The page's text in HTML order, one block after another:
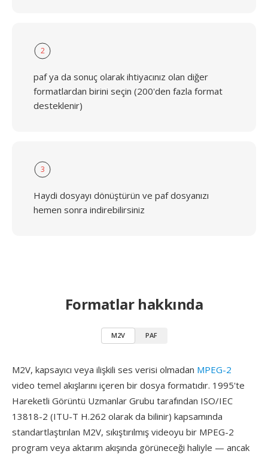
2
paf ya da sonuç olarak ihtiyacınız olan diğer
formatlardan birini seçin (200'den fazla format
desteklenir)
3
Haydi dosyayı dönüştürün ve paf dosyanızı
hemen sonra indirebilirsiniz
Formatlar hakkında
M2V PAF
M2V, kapsayıcı veya ilişkili ses verisi olmadan MPEG-2
video temel akışlarını içeren bir dosya formatıdır. 1995'te
Hareketli Görüntü Uzmanlar Grubu tarafından ISO/IEC
13818-2 (ITU-T H.262 olarak da bilinir) kapsamında
standartlaştırılan M2V, sıkıştırılmış videoyu bir MPEG-2
program veya aktarım akışında görüneceği haliyle — ancak